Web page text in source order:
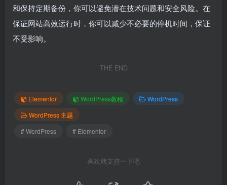
和保持定期备份，你可以避免潜在技术问题和安全风险。在
保证网站高效运行时，你可以减少不必要的停机时间，保证
不受影响。
THE END
Elementor WordPress教程
WordPress
WordPress 主题
# WordPress
# Elementor
喜欢就支持一下吧